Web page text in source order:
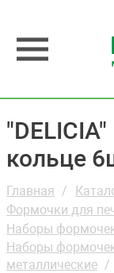
кольце
Главная
Формочки для
Наборы
Наборы
металлические